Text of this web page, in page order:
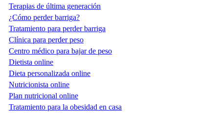
Terapias de última generación
¿Cómo perder barriga?
Tratamiento para perder barriga
Clínica para perder peso
Centro médico para bajar de peso
Dietista online
Dieta personalizada online
Nutricionista online
Plan nutricional online
Tratamiento para la obesidad en casa